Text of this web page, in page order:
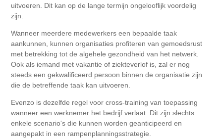
uitvoeren. Dit kan op de lange termijn ongelooflijk voordelig
zijn.
Wanneer meerdere medewerkers een bepaalde taak
aankunnen, kunnen organisaties profiteren van gemoedsrust
met betrekking tot de algehele gezondheid van het netwerk.
Ook als iemand met vakantie of ziekteverlof is, zal er nog
steeds een gekwalificeerd persoon binnen de organisatie zijn
die de betreffende taak kan uitvoeren.
Evenzo is dezelfde regel voor cross-training van toepassing
wanneer een werknemer het bedrijf verlaat. Dit zijn slechts
enkele scenario's die kunnen worden geanticipeerd en
aangepakt in een rampenplanningsstrategie.